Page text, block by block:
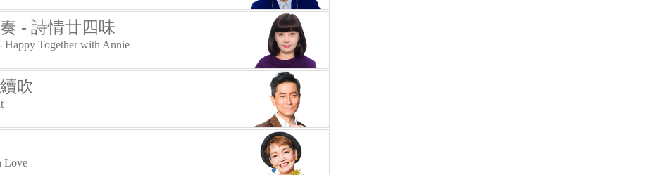
- 詩情廿四味
Happy Together with Annie
吹
Love